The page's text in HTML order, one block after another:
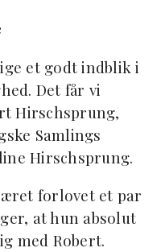
et godt indblik i
Det får vi
Hirschsprung,
Samlings
Hirschsprung.
forlovet et par
at hun absolut
med Robert.